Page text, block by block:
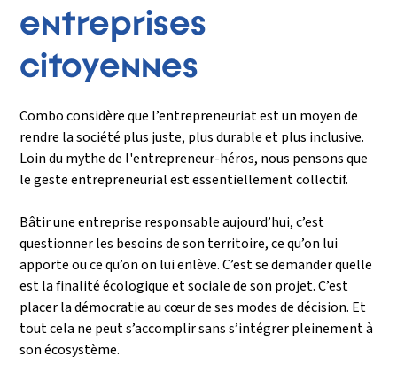
entreprises
citoyennes
Combo considère que l’entrepreneuriat est un moyen de
rendre la société plus juste, plus durable et plus inclusive.
Loin du mythe de l'entrepreneur-héros, nous pensons que
le geste entrepreneurial est essentiellement collectif.
Bâtir une entreprise responsable aujourd’hui, c’est
questionner les besoins de son territoire, ce qu’on lui
apporte ou ce qu’on on lui enlève. C’est se demander quelle
est la finalité écologique et sociale de son projet. C’est
placer la démocratie au cœur de ses modes de décision. Et
tout cela ne peut s’accomplir sans s’intégrer pleinement à
son écosystème.